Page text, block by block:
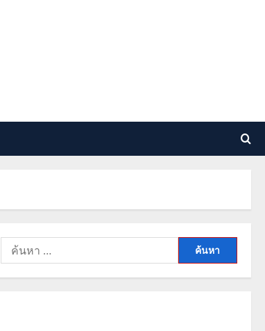
ค้นหา
สำหรับ: